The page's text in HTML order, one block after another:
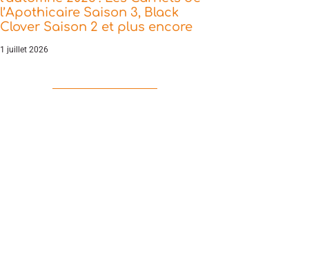
l’Apothicaire Saison 3, Black
Clover Saison 2 et plus encore
1 juillet 2026